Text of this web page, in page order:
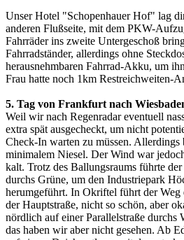
Unser Hotel "Schopenhauer Hof" lag
anderen Flußseite, mit dem PKW-
Fahrräder ins zweite Untergeschoß
Fahrradständer, allerdings ohne
herausnehmbaren Fahrrad-Akku, um
Frau hatte noch 1km Restreichweiten-
5. Tag von Frankfurt nach
Weil wir nach Regenradar eventuell
extra spät ausgecheckt, um nicht
Check-In warten zu müssen. Allerdings
minimalem Niesel. Der Wind war
kalt. Trotz des Ballungsraums führte
durchs Grüne, um den Industriepark
herumgeführt. In Okriftel führt der Weg
der Hauptstraße, nicht so schön, aber
nördlich auf einer Parallelstraße durchs
das haben wir aber nicht gesehen. Ab